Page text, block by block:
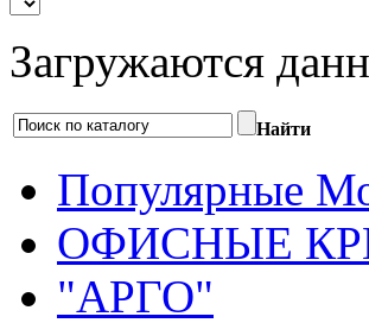
Загружаются
Найти
Популярные
ОФИСНЫЕ
"АРГО"